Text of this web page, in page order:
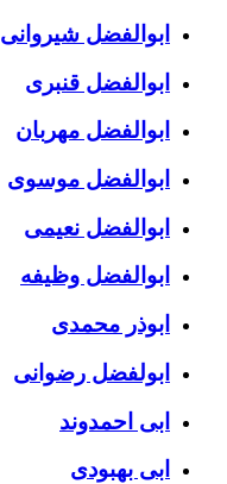
ابوالفضل شیروانی
ابوالفضل قنبری
ابوالفضل مهربان
ابوالفضل موسوی
ابوالفضل نعیمی
ابوالفضل وظیفه
ابوذر محمدی
ابولفضل رضوانی
ابی احمدوند
ابی بهبودی